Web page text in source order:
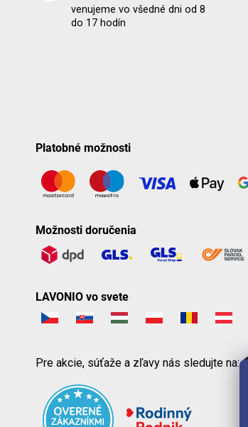
venujeme vo všedné dni od 8
do 17 hodín
Platobné možnosti
Možnosti doručenia
LAVONIO vo svete
Pre akcie, súťaže a zľavy nás sledujte na: